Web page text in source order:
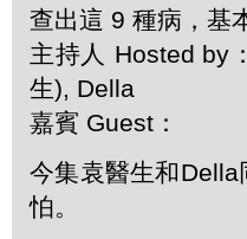
查出這 9 種病，基
主持人 Hosted by
生), Della
嘉賓 Guest：
今集袁醫生和
怕。